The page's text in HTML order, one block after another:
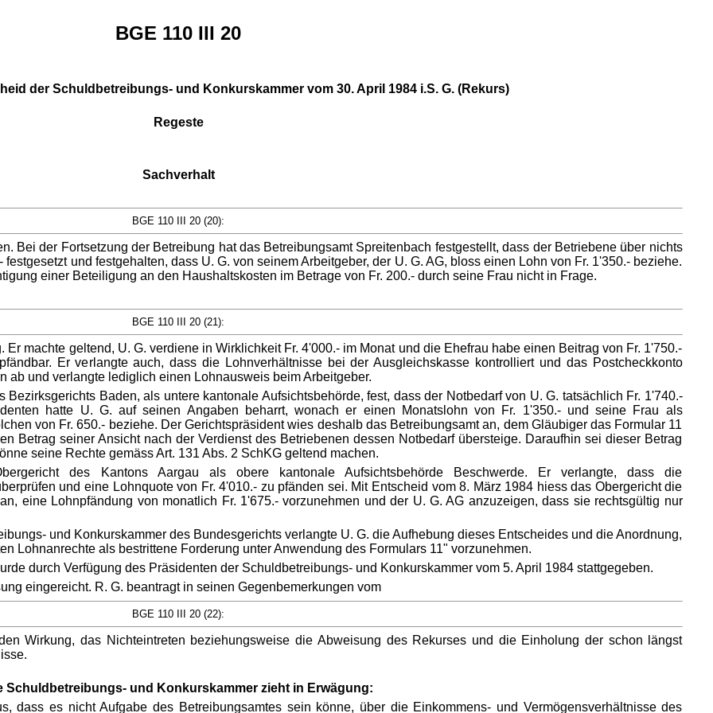
BGE 110 III 20
der Schuldbetreibungs- und Konkurskammer vom 30. April 1984 i.S. G. (Rekurs)
Regeste
Sachverhalt
BGE 110 III 20 (20):
Bei der Fortsetzung der Betreibung hat das Betreibungsamt Spreitenbach festgestellt, dass der Betriebene über nichts
und festgehalten, dass U. G. von seinem Arbeitgeber, der U. G. AG, bloss einen Lohn von Fr. 1'350.- beziehe.
einer Beteiligung an den Haushaltskosten im Betrage von Fr. 200.- durch seine Frau nicht in Frage.
BGE 110 III 20 (21):
machte geltend, U. G. verdiene in Wirklichkeit Fr. 4'000.- im Monat und die Ehefrau habe einen Beitrag von Fr. 1'750.-
Er verlangte auch, dass die Lohnverhältnisse bei der Ausgleichskasse kontrolliert und das Postcheckkonto
ab und verlangte lediglich einen Lohnausweis beim Arbeitgeber.
Baden, als untere kantonale Aufsichtsbehörde, fest, dass der Notbedarf von U. G. tatsächlich Fr. 1'740.-
hatte U. G. auf seinen Angaben beharrt, wonach er einen Monatslohn von Fr. 1'350.- und seine Frau als
von Fr. 650.- beziehe. Der Gerichtspräsident wies deshalb das Betreibungsamt an, dem Gläubiger das Formular 11
Betrag seiner Ansicht nach der Verdienst des Betriebenen dessen Notbedarf übersteige. Daraufhin sei dieser Betrag
seine Rechte gemäss Art. 131 Abs. 2 SchKG geltend machen.
des Kantons Aargau als obere kantonale Aufsichtsbehörde Beschwerde. Er verlangte, dass die
und eine Lohnquote von Fr. 4'010.- zu pfänden sei. Mit Entscheid vom 8. März 1984 hiess das Obergericht die
eine Lohnpfändung von monatlich Fr. 1'675.- vorzunehmen und der U. G. AG anzuzeigen, dass sie rechtsgültig nur
und Konkurskammer des Bundesgerichts verlangte U. G. die Aufhebung dieses Entscheides und die Anordnung,
Lohnanrechte als bestrittene Forderung unter Anwendung des Formulars 11" vorzunehmen.
durch Verfügung des Präsidenten der Schuldbetreibungs- und Konkurskammer vom 5. April 1984 stattgegeben.
eingereicht. R. G. beantragt in seinen Gegenbemerkungen vom
BGE 110 III 20 (22):
Wirkung, das Nichteintreten beziehungsweise die Abweisung des Rekurses und die Einholung der schon längst
Schuldbetreibungs- und Konkurskammer zieht in Erwägung:
dass es nicht Aufgabe des Betreibungsamtes sein könne, über die Einkommens- und Vermögensverhältnisse des